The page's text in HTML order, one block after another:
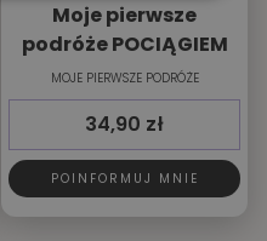
Moje pierwsze
podróże POCIĄGIEM
MOJE PIERWSZE PODRÓŻE
34,90 zł
POINFORMUJ MNIE